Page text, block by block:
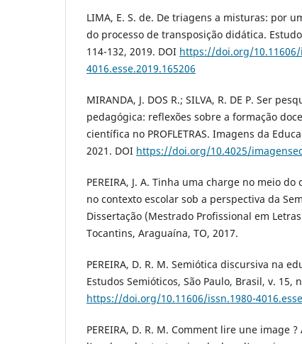
LIMA, E. S. de. De triagens a misturas: por
do processo de transposição didática.
114-132, 2019. DOI https://doi.org/10.11606/
4016.esse.2019.165206
MIRANDA, J. DOS R.; SILVA, R. DE P. Ser
pedagógica: reflexões sobre a formação
científica no PROFLETRAS. Imagens da
2021. DOI https://doi.org/10.4025/
PEREIRA, J. A. Tinha uma charge no meio
no contexto escolar sob a perspectiva da
Dissertação (Mestrado Profissional em
Tocantins, Araguaína, TO, 2017.
PEREIRA, D. R. M. Semiótica discursiva na
Estudos Semióticos, São Paulo, Brasil, v. 15,
https://doi.org/10.11606/issn.1980-
PEREIRA, D. R. M. Comment lire une image